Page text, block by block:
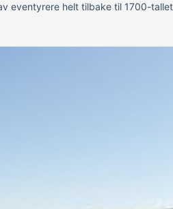
eventyrere helt tilbake til 1700-